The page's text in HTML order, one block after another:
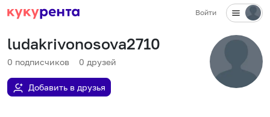
Войти
ludakrivonosova2710
0 подписчиков 0 друзей
Добавить в друзья